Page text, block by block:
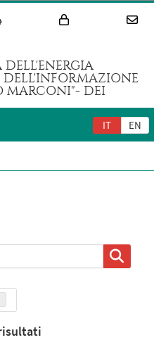
DELL'INFORMAZIONE
MARCONI"- DEI
IT EN